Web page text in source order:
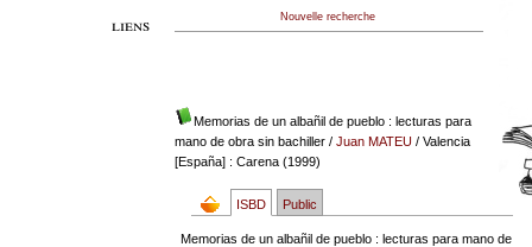
liens
Nouvelle recherche
Memorias de un albañil de pueblo : lecturas para
mano de obra sin bachiller/ Juan MATEU/ Valencia
[España] : Carena (1999)
ISBD Public
Memorias de un albañil de pueblo : lecturas para mano de